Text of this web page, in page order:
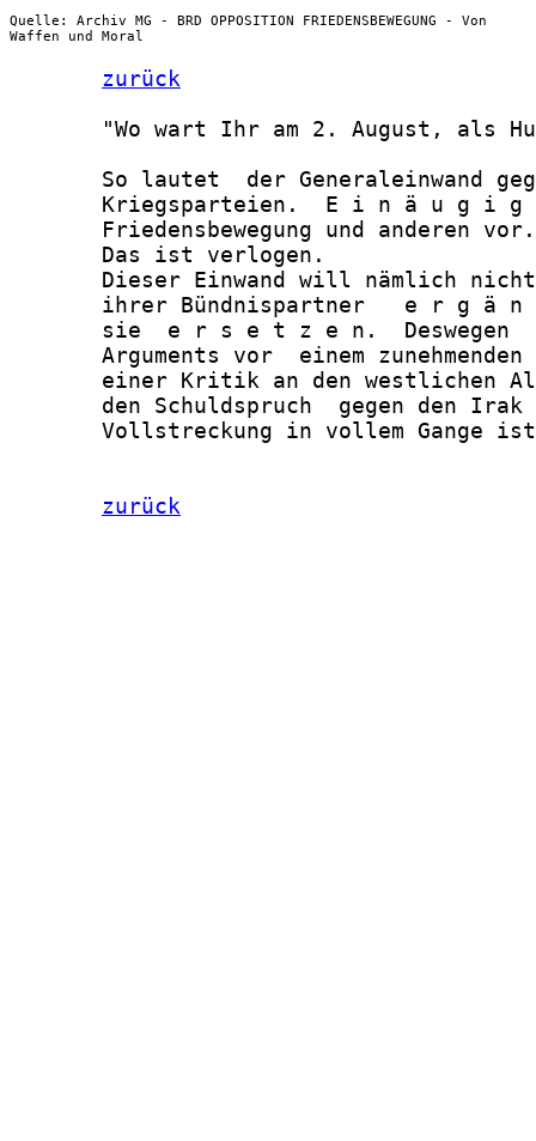
Quelle: Archiv MG - BRD OPPOSITION FRIEDENSBEWEGUNG - Von
Waffen und Moral
zurück
"Wo wart Ihr am 2. August, als
So lautet  der Generaleinwand
Kriegsparteien.  E i n ä u g i
       Friedensbewegung und anderen vor.
       Das ist verlogen.
Dieser Einwand will nämlich
ihrer Bündnispartner   e r g ä
sie  e r s e t z e n.  Deswegen
Arguments vor  einem
einer Kritik an den westlichen
den Schuldspruch  gegen den
Vollstreckung in vollem Gange
zurück